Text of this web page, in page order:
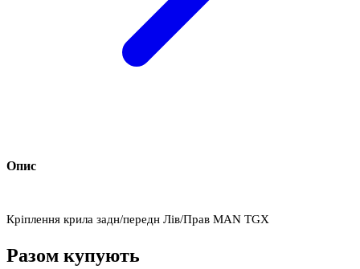
Опис
Кріплення крила задн/передн Лів/Прав MAN TGX
Разом купують